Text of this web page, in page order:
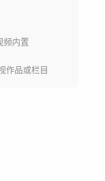
频内置
作品或栏目